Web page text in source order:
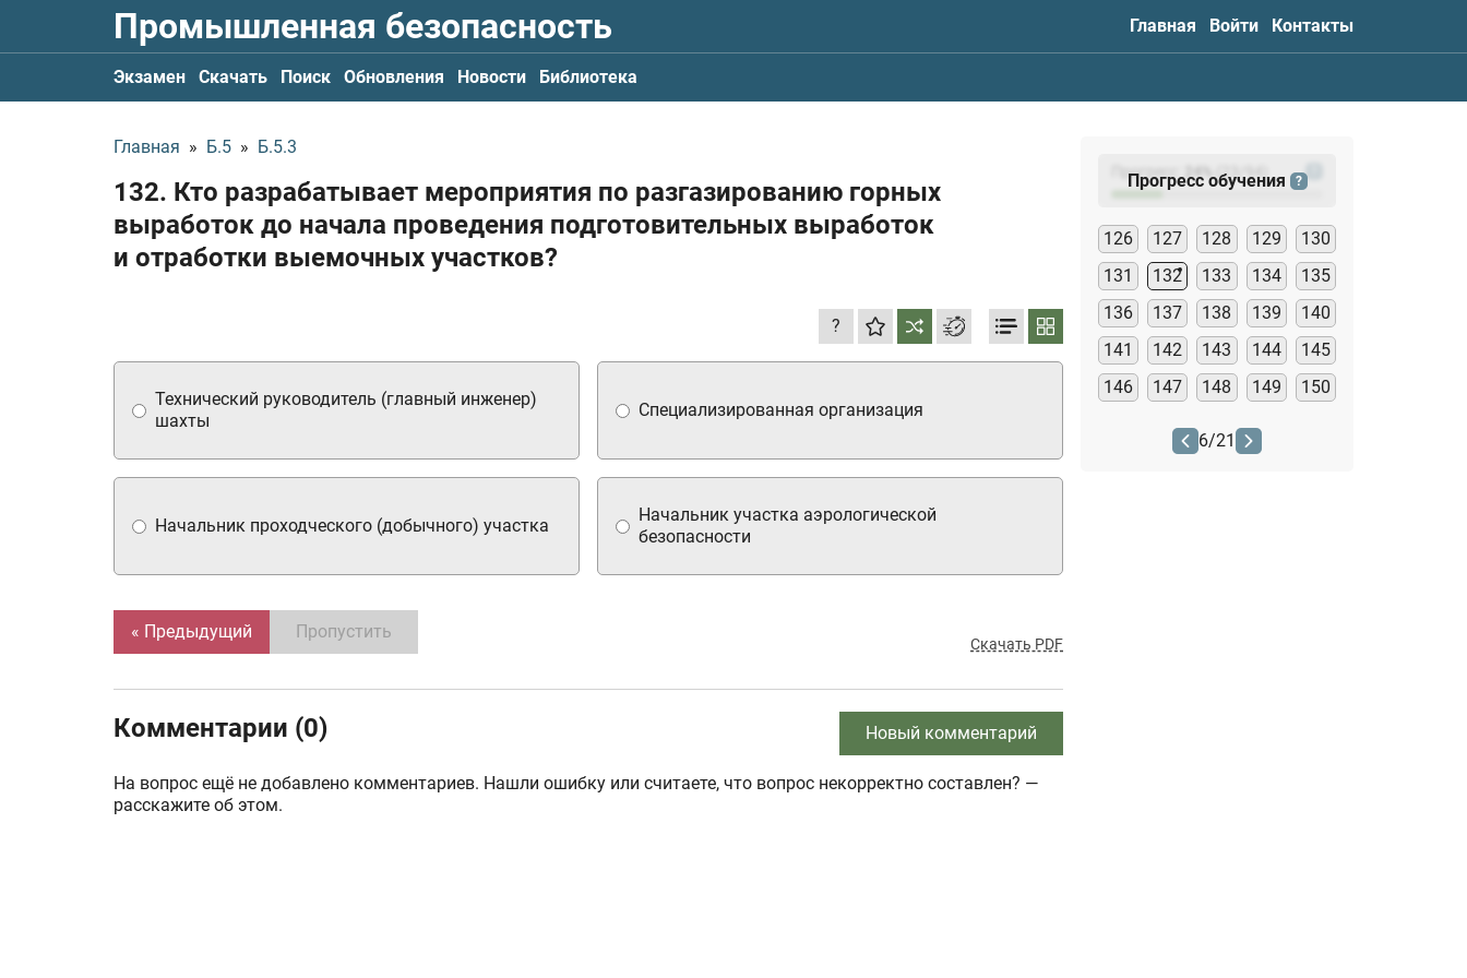
Промышленная безопасность Главная Войти Контакты
Экзамен Скачать Поиск Обновления Новости Библиотека
Главная » Б.5 » Б.5.3
132. Кто разрабатывает мероприятия по разгазированию горных
выработок до начала проведения подготовительных выработок
и отработки выемочных участков?
?
Технический руководитель (главный инженер)
шахты
Специализированная организация
Начальник проходческого (добычного) участка
Начальник участка аэрологической
безопасности
« Предыдущий Пропустить
Скачать PDF
Комментарии (0) Новый комментарий
На вопрос ещё не добавлено комментариев. Нашли ошибку или считаете, что вопрос некорректно составлен? —
расскажите об этом.
Прогресс: (23
Прогресс обучения ?
126 127 128 129
130
131
132 133 134
135
136
137 138 139
140
141
142 143 144
145
146
147 148 149 150
6/21